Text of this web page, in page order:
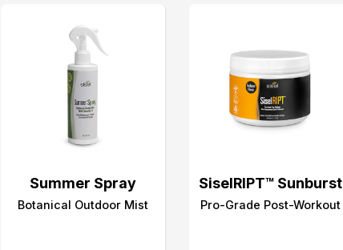
Summer Spray
Botanical Outdoor Mist
SiselRIPT™ Sunburst
Pro-Grade Post-Workout